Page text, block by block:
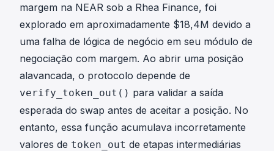
margem na NEAR sob a Rhea Finance, foi
explorado em aproximadamente $18,4M devido a
uma falha de lógica de negócio em seu módulo de
negociação com margem. Ao abrir uma posição
alavancada, o protocolo depende de
verify_token_out() para validar a saída
esperada do swap antes de aceitar a posição. No
entanto, essa função acumulava incorretamente
valores de token_out de etapas intermediárias